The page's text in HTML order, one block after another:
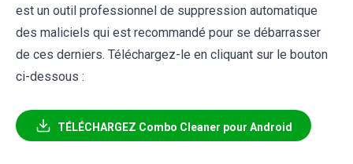
est un outil professionnel de suppression automatique
des maliciels qui est recommandé pour se débarrasser
de ces derniers. Téléchargez-le en cliquant sur le bouton
ci-dessous :
TÉLÉCHARGEZ Combo Cleaner pour Android